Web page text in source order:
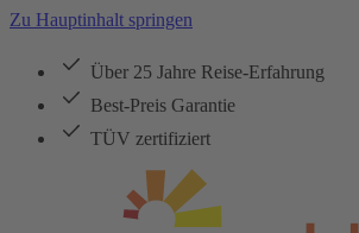
Zu Hauptinhalt springen
Über 25 Jahre Reise-Erfahrung
Best-Preis Garantie
TÜV zertifiziert